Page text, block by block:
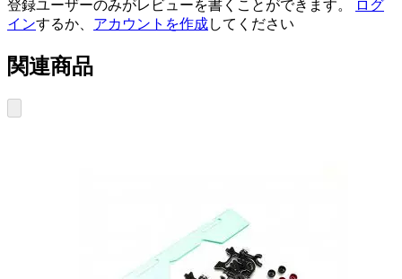
登録ユーザーのみがレビューを書くことができます。
ログ
インするか、 アカウントを作成してください
関連商品